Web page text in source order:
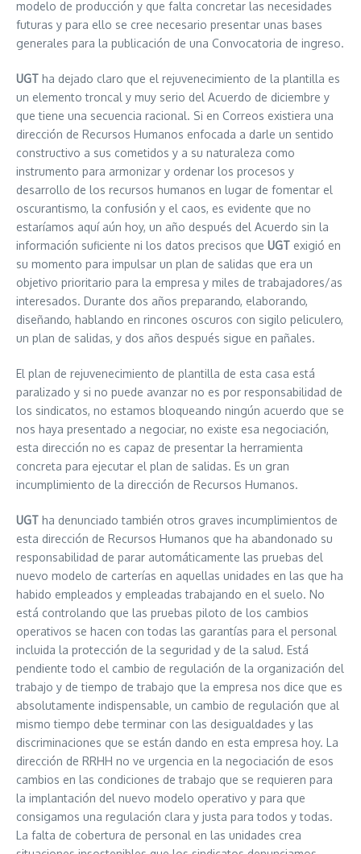
modelo de producción y que falta concretar las necesidades
futuras y para ello se cree necesario presentar unas bases
generales para la publicación de una Convocatoria de ingreso.
UGT ha dejado claro que el rejuvenecimiento de la plantilla es
un elemento troncal y muy serio del Acuerdo de diciembre y
que tiene una secuencia racional. Si en Correos existiera una
dirección de Recursos Humanos enfocada a darle un sentido
constructivo a sus cometidos y a su naturaleza como
instrumento para armonizar y ordenar los procesos y
desarrollo de los recursos humanos en lugar de fomentar el
oscurantismo, la confusión y el caos, es evidente que no
estaríamos aquí aún hoy, un año después del Acuerdo sin la
información suficiente ni los datos precisos que UGT exigió en
su momento para impulsar un plan de salidas que era un
objetivo prioritario para la empresa y miles de trabajadores/as
interesados. Durante dos años preparando, elaborando,
diseñando, hablando en rincones oscuros con sigilo peliculero,
un plan de salidas, y dos años después sigue en pañales.
El plan de rejuvenecimiento de plantilla de esta casa está
paralizado y si no puede avanzar no es por responsabilidad de
los sindicatos, no estamos bloqueando ningún acuerdo que se
nos haya presentado a negociar, no existe esa negociación,
esta dirección no es capaz de presentar la herramienta
concreta para ejecutar el plan de salidas. Es un gran
incumplimiento de la dirección de Recursos Humanos.
UGT ha denunciado también otros graves incumplimientos de
esta dirección de Recursos Humanos que ha abandonado su
responsabilidad de parar automáticamente las pruebas del
nuevo modelo de carterías en aquellas unidades en las que ha
habido empleados y empleadas trabajando en el suelo. No
está controlando que las pruebas piloto de los cambios
operativos se hacen con todas las garantías para el personal
incluida la protección de la seguridad y de la salud. Está
pendiente todo el cambio de regulación de la organización del
trabajo y de tiempo de trabajo que la empresa nos dice que es
absolutamente indispensable, un cambio de regulación que al
mismo tiempo debe terminar con las desigualdades y las
discriminaciones que se están dando en esta empresa hoy. La
dirección de RRHH no ve urgencia en la negociación de esos
cambios en las condiciones de trabajo que se requieren para
la implantación del nuevo modelo operativo y para que
consigamos una regulación clara y justa para todos y todas.
La falta de cobertura de personal en las unidades crea